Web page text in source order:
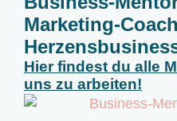
Marketing-
Hier findest du alle
uns zu arbeiten!